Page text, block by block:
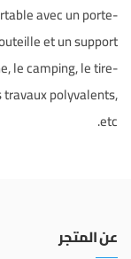
avec un porte-
et un support
le camping, le tire-
travaux polyvalents,
etc.
عن المتجر